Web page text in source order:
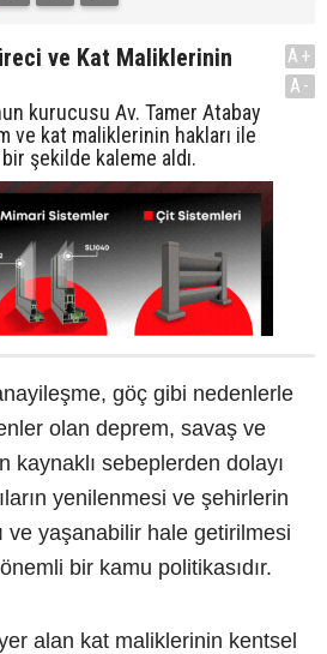
ve Kat Maliklerinin
kurucusu Av. Tamer Atabay
ve kat maliklerinin hakları ile
şekilde kaleme aldı.
A+
A-
göç gibi nedenlerle
olan deprem, savaş ve
kaynaklı sebeplerden dolayı
yenilenmesi ve şehirlerin
ve yaşanabilir hale getirilmesi
bir kamu politikasıdır.
alan kat maliklerinin kentsel